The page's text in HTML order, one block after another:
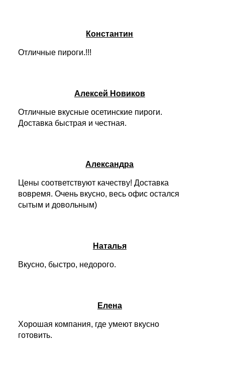
Константин
Отличные пироги.!!!
Алексей Новиков
Отличные вкусные осетинские пироги.
Доставка быстрая и честная.
Александра
Цены соответствуют качеству! Доставка
вовремя. Очень вкусно, весь офис остался
сытым и довольным)
Наталья
Вкусно, быстро, недорого.
Елена
Хорошая компания, где умеют вкусно
готовить.